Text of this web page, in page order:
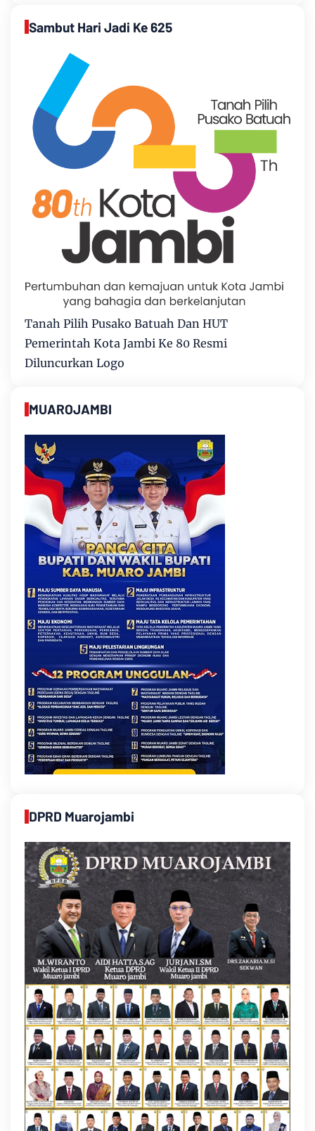
Sambut Hari Jadi Ke 625
Tanah Pilih Pusako Batuah Dan HUT
Pemerintah Kota Jambi Ke 80 Resmi
Diluncurkan Logo
MUAROJAMBI
DPRD Muarojambi